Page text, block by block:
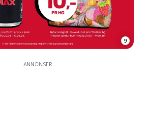
9
ANNONSER